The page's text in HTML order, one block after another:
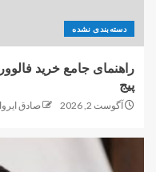
دسته‌بندی نشده
راهنمای جامع خرید
پیج
آگوست 2, 2026 صادق